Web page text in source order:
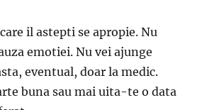
il astepti se apropie. Nu
emotiei. Nu vei ajunge
eventual, doar la medic.
buna sau mai uita-te o data